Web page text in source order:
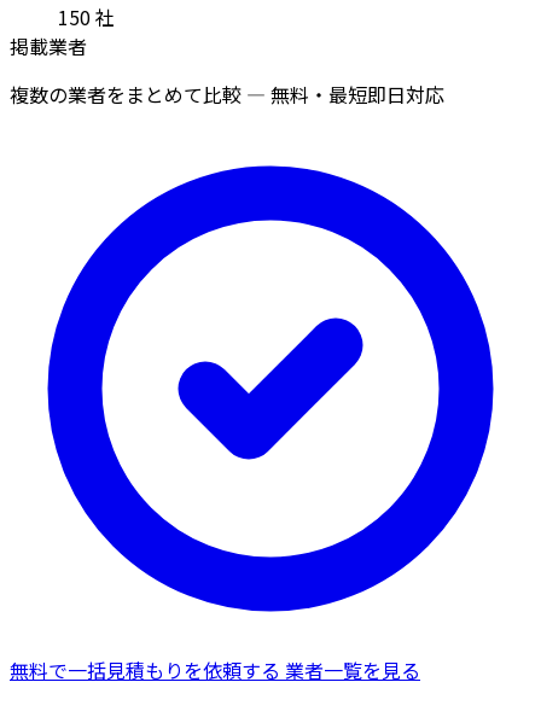
150社
掲載業者
複数の業者をまとめて比較 — 無料・最短即日対応
無料で一括見積もりを依頼する 業者一覧を見る